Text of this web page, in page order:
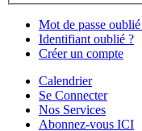
Mot de passe
Identifiant oublié ?
Créer un compte
Calendrier
Se Connecter
Nos Services
Abonnez-vous ICI